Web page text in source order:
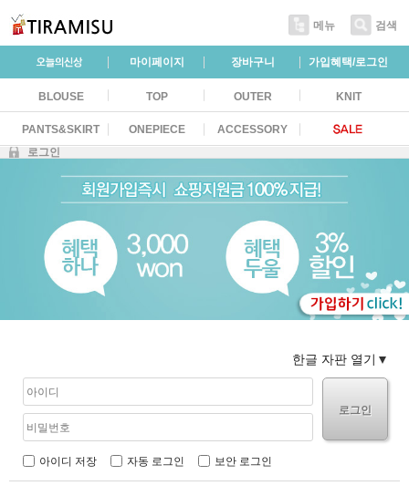
메뉴 검색
마이페이지 장바구니 가입혜택/로그인
BLOUSE TOP OUTER KNIT
PANTS&SKIRT ONEPIECE
ACCESSORY
로그인
한글 자판 열기
로그인
아이디 저장 자동 로그인 보안 로그인